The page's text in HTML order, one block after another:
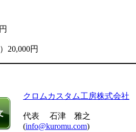
20,000円
クロムカスタム工房株式会社
代表 石津 雅之
(info@kuromu.com)